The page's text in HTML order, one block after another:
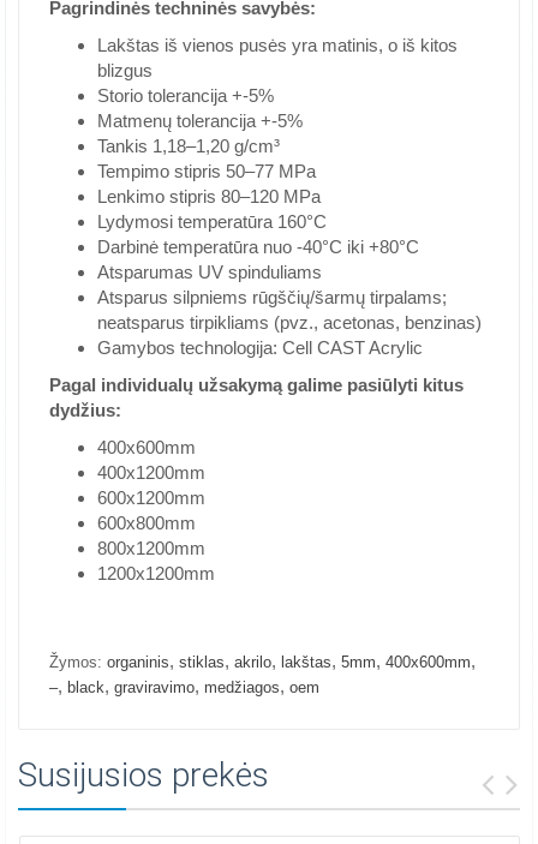
Pagrindinės techninės savybės:
Lakštas iš vienos pusės yra matinis, o iš kitos
blizgus
Storio tolerancija +-5%
Matmenų tolerancija +-5%
Tankis 1,18–1,20 g/cm³
Tempimo stipris 50–77 MPa
Lenkimo stipris 80–120 MPa
Lydymosi temperatūra 160°C
Darbinė temperatūra nuo -40°C iki +80°C
Atsparumas UV spinduliams
Atsparus silpniems rūgščių/šarmų tirpalams;
neatsparus tirpikliams (pvz., acetonas, benzinas)
Gamybos technologija: Cell CAST Acrylic
Pagal individualų užsakymą galime pasiūlyti kitus
dydžius:
400x600mm
400x1200mm
600x1200mm
600x800mm
800x1200mm
1200x1200mm
Žymos: organinis, stiklas, akrilo, lakštas, 5mm, 400x600mm,
–, black, graviravimo, medžiagos, oem
Susijusios prekės